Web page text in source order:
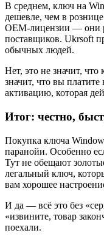
В среднем, ключ на
дешевле, чем в
OEM-лицензии — они
поставщиков. Ukrsoft
обычных людей.
Нет, это не значит,
значит, что вы платите
активацию, которая
Итог: честно,
Покупка ключа
паранойи. Особенно
Тут не обещают
легальный ключ,
вам хорошее
И да — всё это без
«извините, товар
поехали.